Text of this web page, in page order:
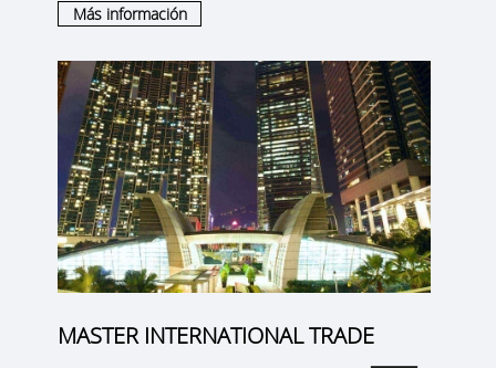
Más información
MASTER INTERNATIONAL TRADE